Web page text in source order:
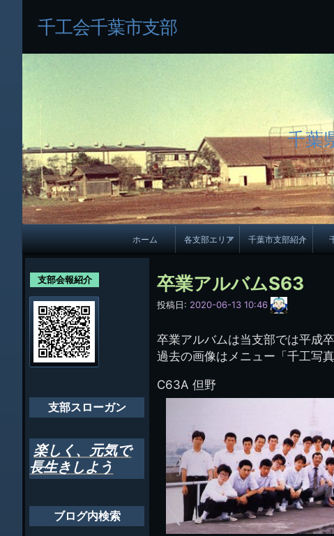
千工会千葉市支部
千葉
メ
イ
ン
ナ
ビ
ゲ
ー
ョ
ン
ホーム 各支部エリア 千葉市支部紹介
会員・役員名簿
ちばし支部だより
卒業アルバムS63
投稿日: 2020-06-13 10:46
サ
イ
管
理
人
卒業アルバムは当支部では平成
過去の画像はメニュー「千工写
C63A 但野
支部会報紹介
支部スローガン
楽しく、元気で
長生きしよう
ブログ内検索